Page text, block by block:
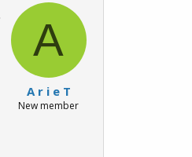
A
A r i e T
New member